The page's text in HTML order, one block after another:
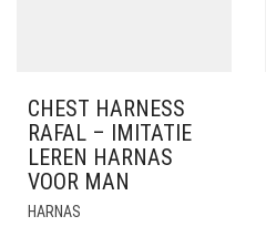
CHEST HARNESS
RAFAL – IMITATIE
LEREN HARNAS
VOOR MAN
HARNAS